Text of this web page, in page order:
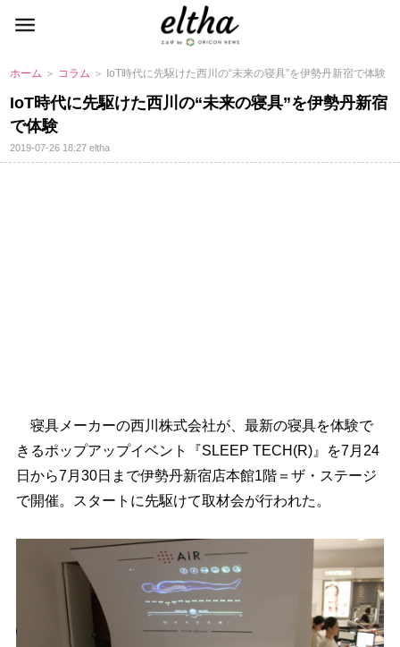
ホーム ＞ コラム ＞ IoT時代に先駆けた西川の“未来の寝具”を伊勢丹新宿で体験
IoT時代に先駆けた西川の“未来の寝具”を伊勢丹新宿
で体験
2019-07-26 18:27eltha
寝具メーカーの西川株式会社が、最新の寝具を体験で
きるポップアップイベント『SLEEP TECH(R)』を7月24
日から7月30日まで伊勢丹新宿店本館1階＝ザ・ステージ
で開催。スタートに先駆けて取材会が行われた。